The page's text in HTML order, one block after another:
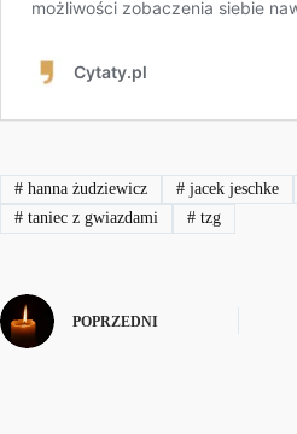
#hanna żudziewicz #jacek jeschke
#taniec z gwiazdami #tzg
POPRZEDNI